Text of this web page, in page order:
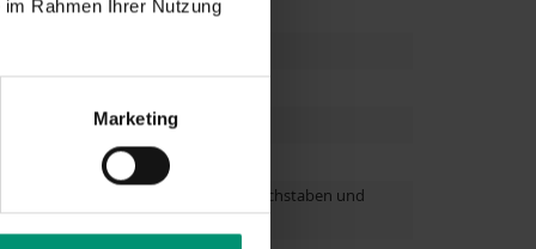
Rahmen Ihrer Nutzung
Marketing
nach gewählter Schriftart, Anzahl Buchstaben und